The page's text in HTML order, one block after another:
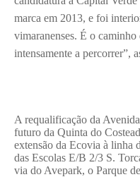
marca em 2013, e foi
vimaranenses. É o
intensamente a percorrer”,
A requalificação da
futuro da Quinta do
extensão da Ecovia à linha
das Escolas E/B 2/3 S.
via do Avepark, o Parque